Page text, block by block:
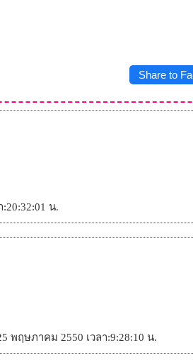
Share to
น.
พฤษภาคม 2550 เวลา:9:28:10 น.